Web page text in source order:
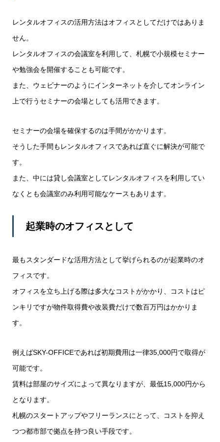
レンタルオフィスの活用方法はオフィスとしてだけではありま
せん。
レンタルオフィスの会議室を利用して、札幌で小規模セミナー
や勉強会を開催することも可能です。
また、ウェビナーのようにインターネットを介してオンライン
上で行うセミナーの会場としても活用できます。
セミナーの会場を確保するのは手間がかかります。
そうした手間もレンタルオフィスであれば直ぐに解決が可能で
す。
また、中には貸し会議室としてレンタルオフィスを利用してい
なくとも会議室のみ利用可能なケースもあります。
起業時のオフィスとして
最もスタンダードな活用方法として挙げられるのが起業時のオ
フィスです。
オフィスを立ち上げる際は多大なコストがかかり、コストはピ
ンキリですが物件取得費や改装費だけで数百万円はかかりま
す。
例えばSKY-OFFICEであれば初期費用は一律35,000円で取得が
可能です。
賃料は部屋のサイズによって異なりますが、最低15,000円から
となります。
札幌のスタートアップやフリーランスにとって、コストを抑え
つつ都市部で拠点を持つ良い手段です。